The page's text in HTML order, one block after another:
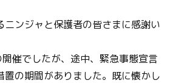
ニンジャと保護者の皆さまに感謝い
催でしたが、途中、緊急事態宣言
置の期間がありました。既に懐かし